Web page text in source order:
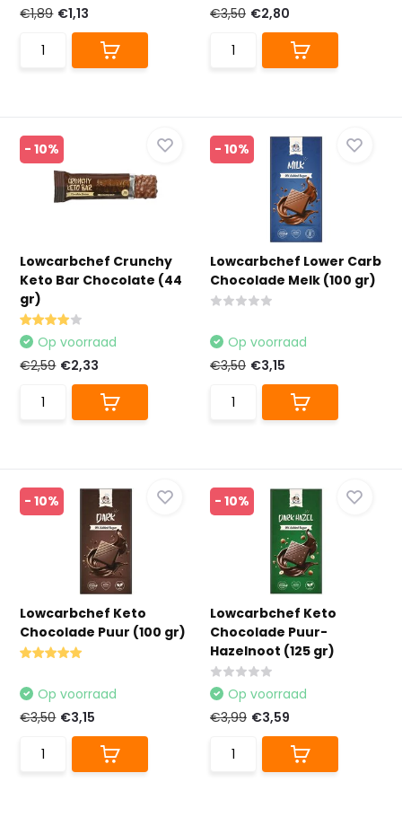
€1,89 €1,13
€3,50 €2,80
- 10%
Lowcarbchef Crunchy
Keto Bar Chocolate (44
gr)
Op voorraad
€2,59 €2,33
- 10%
Lowcarbchef Lower Carb
Chocolade Melk (100 gr)
Op voorraad
€3,50 €3,15
- 10%
Lowcarbchef Keto
Chocolade Puur (100 gr)
Op voorraad
€3,50 €3,15
- 10%
Lowcarbchef Keto
Chocolade Puur-
Hazelnoot (125 gr)
Op voorraad
€3,99 €3,59